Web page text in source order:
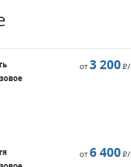
от3 200Р
от6 400Р